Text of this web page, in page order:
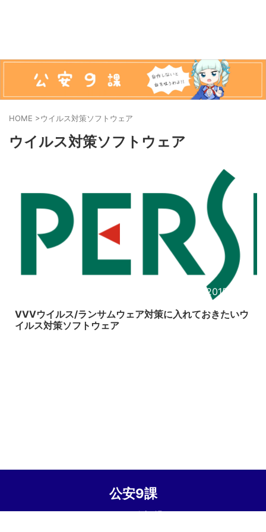
HOME >ウイルス対策ソフトウェア
ウイルス対策ソフトウェア
2015/12/6
VVVウイルス/ランサムウェア対策に入れておきたいウ
イルス対策ソフトウェア
公安9課